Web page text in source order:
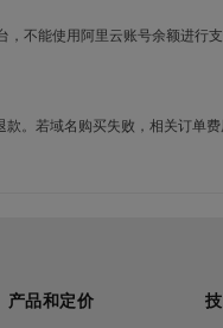
，不能使用阿里云账号余额进
。若域名购买失败，相关订单